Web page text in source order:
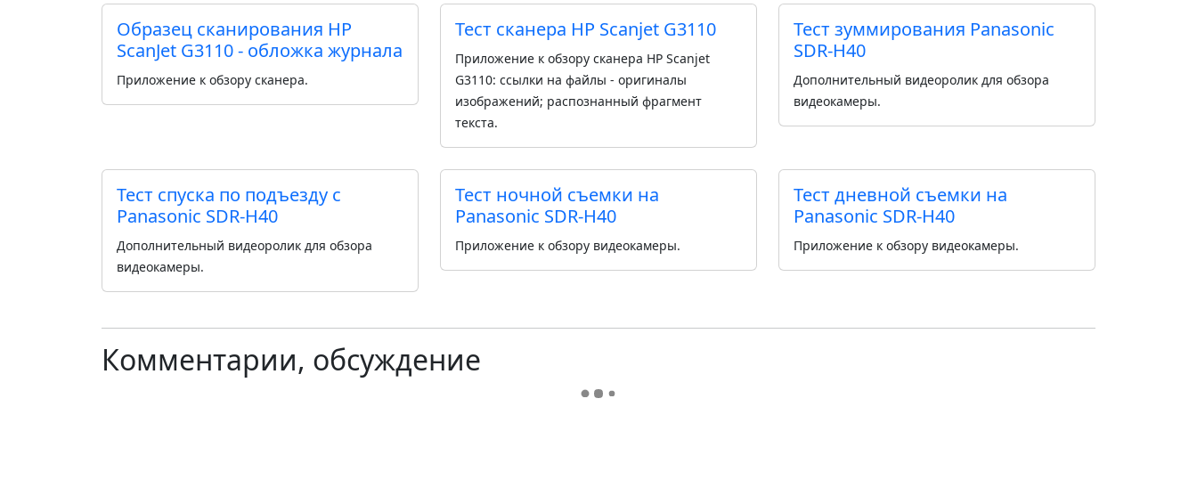
Образец сканирования HP
ScanJet G3110 - обложка журнала
Приложение к обзору сканера.
Тест сканера HP Scanjet G3110
Приложение к обзору сканера HP Scanjet
G3110: ссылки на файлы - оригиналы
изображений; распознанный фрагмент
текста.
Тест зуммирования Panasonic
SDR-H40
Дополнительный видеоролик для обзора
видеокамеры.
Тест спуска по подъезду с
Panasonic SDR-H40
Дополнительный видеоролик для обзора
видеокамеры.
Тест ночной съемки на
Panasonic SDR-H40
Приложение к обзору видеокамеры.
Тест дневной съемки на
Panasonic SDR-H40
Приложение к обзору видеокамеры.
Комментарии, обсуждение